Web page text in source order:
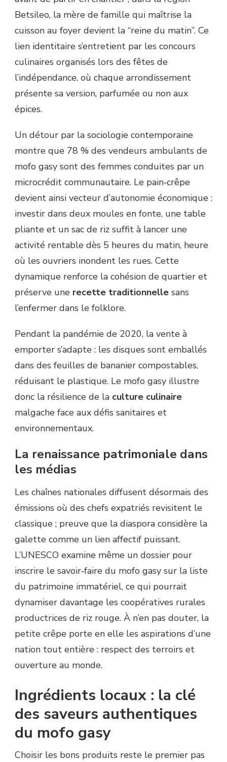
Betsileo, la mère de famille qui maîtrise la
cuisson au foyer devient la “reine du matin”. Ce
lien identitaire s’entretient par les concours
culinaires organisés lors des fêtes de
l’indépendance, où chaque arrondissement
présente sa version, parfumée ou non aux
épices.
Un détour par la sociologie contemporaine
montre que 78 % des vendeurs ambulants de
mofo gasy sont des femmes conduites par un
microcrédit communautaire. Le pain‐crêpe
devient ainsi vecteur d’autonomie économique :
investir dans deux moules en fonte, une table
pliante et un sac de riz suffit à lancer une
activité rentable dès 5 heures du matin, heure
où les ouvriers inondent les rues. Cette
dynamique renforce la cohésion de quartier et
préserve une recette traditionnelle sans
l’enfermer dans le folklore.
Pendant la pandémie de 2020, la vente à
emporter s’adapte : les disques sont emballés
dans des feuilles de bananier compostables,
réduisant le plastique. Le mofo gasy illustre
donc la résilience de la culture culinaire
malgache face aux défis sanitaires et
environnementaux.
La renaissance patrimoniale dans
les médias
Les chaînes nationales diffusent désormais des
émissions où des chefs expatriés revisitent le
classique ; preuve que la diaspora considère la
galette comme un lien affectif puissant.
L’UNESCO examine même un dossier pour
inscrire le savoir‐faire du mofo gasy sur la liste
du patrimoine immatériel, ce qui pourrait
dynamiser davantage les coopératives rurales
productrices de riz rouge. À n’en pas douter, la
petite crêpe porte en elle les aspirations d’une
nation tout entière : respect des terroirs et
ouverture au monde.
Ingrédients locaux : la clé
des saveurs authentiques
du mofo gasy
Choisir les bons produits reste le premier pas